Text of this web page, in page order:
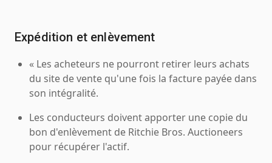
Expédition et enlèvement
« Les acheteurs ne pourront retirer leurs achats
du site de vente qu'une fois la facture payée dans
son intégralité.
Les conducteurs doivent apporter une copie du
bon d'enlèvement de Ritchie Bros. Auctioneers
pour récupérer l'actif.